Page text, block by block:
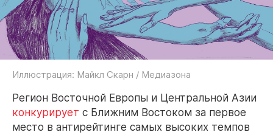
Иллюстрация: Майкл Скарн / Медиазона
Регион Восточной Европы и Центральной Азии
конкурирует с Ближним Востоком за первое
место в антирейтинге самых высоких темпов